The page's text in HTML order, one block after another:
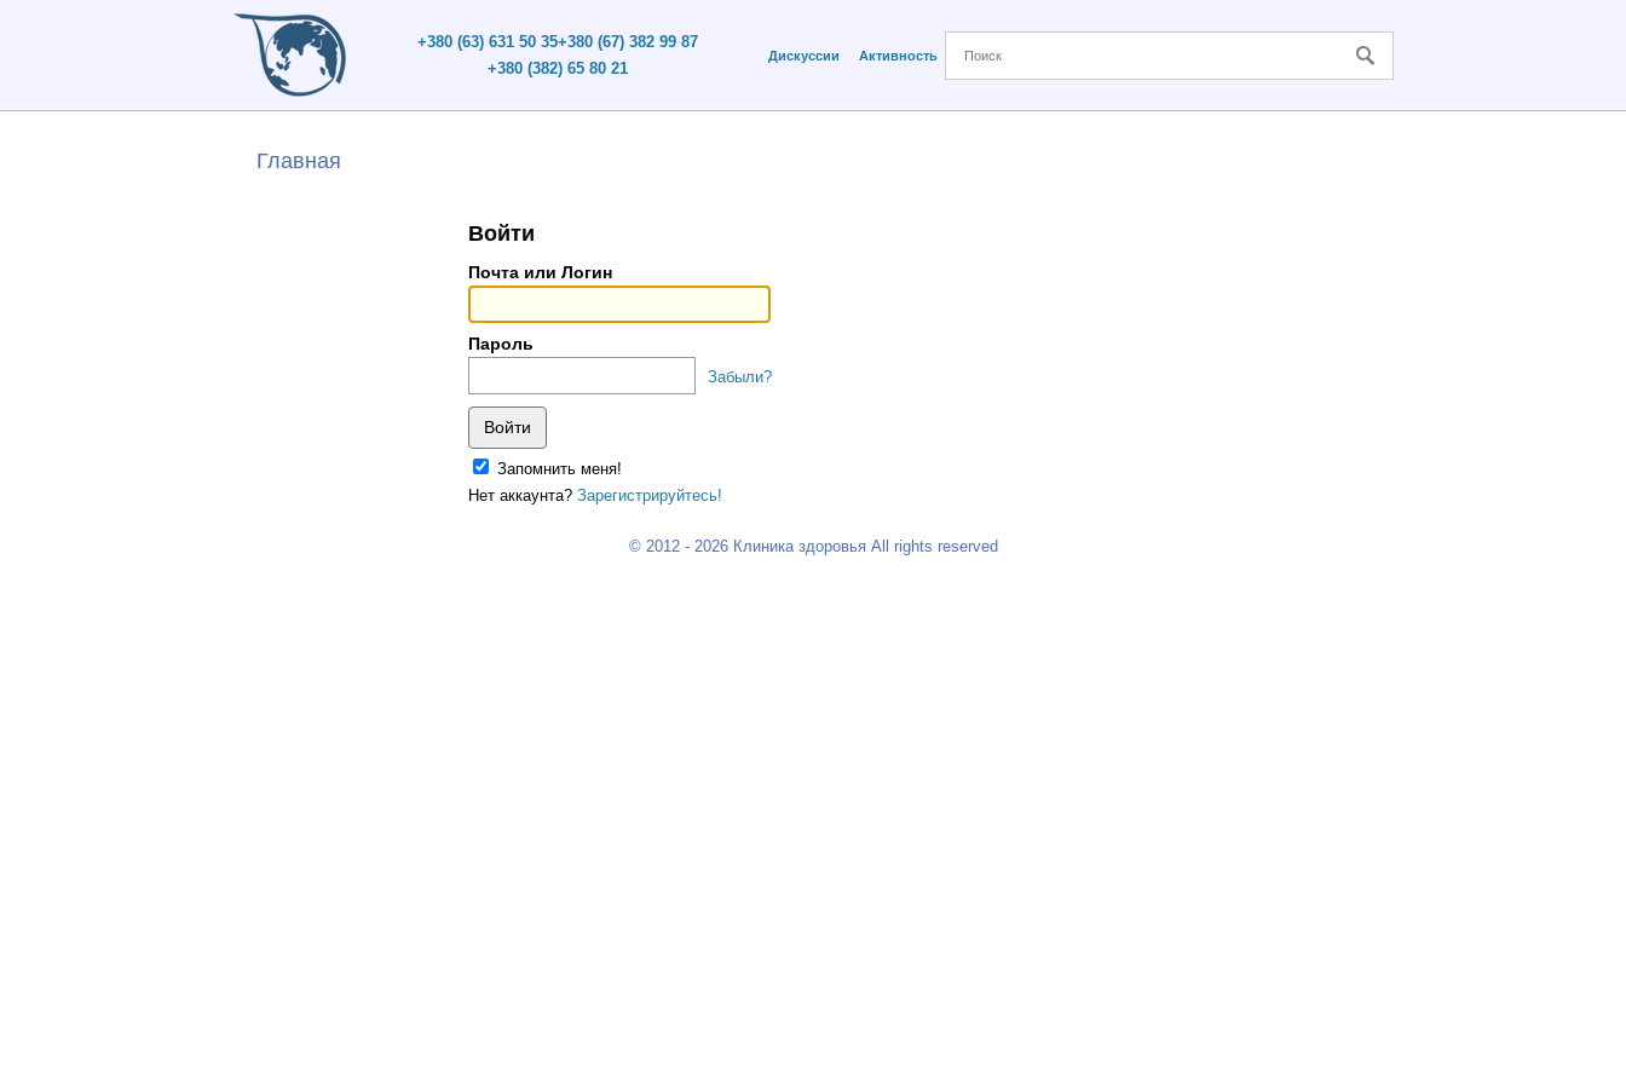
+380 (63) 631 50 35+380 (67) 382 99 87
+380 (382) 65 80 21
Дискуссии Активность
Главная
Войти
Почта или Логин
Пароль
Забыли?
Запомнить меня!
Нет аккаунта? Зарегистрируйтесь!
© 2012 - 2026 Клиника здоровья All rights reserved